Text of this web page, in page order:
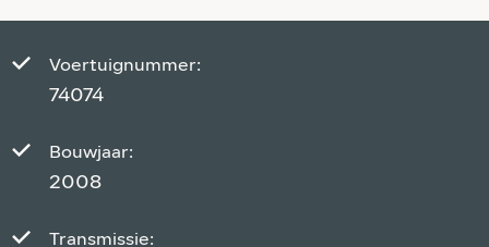
Voertuignummer:
74074
Bouwjaar:
2008
Transmissie: